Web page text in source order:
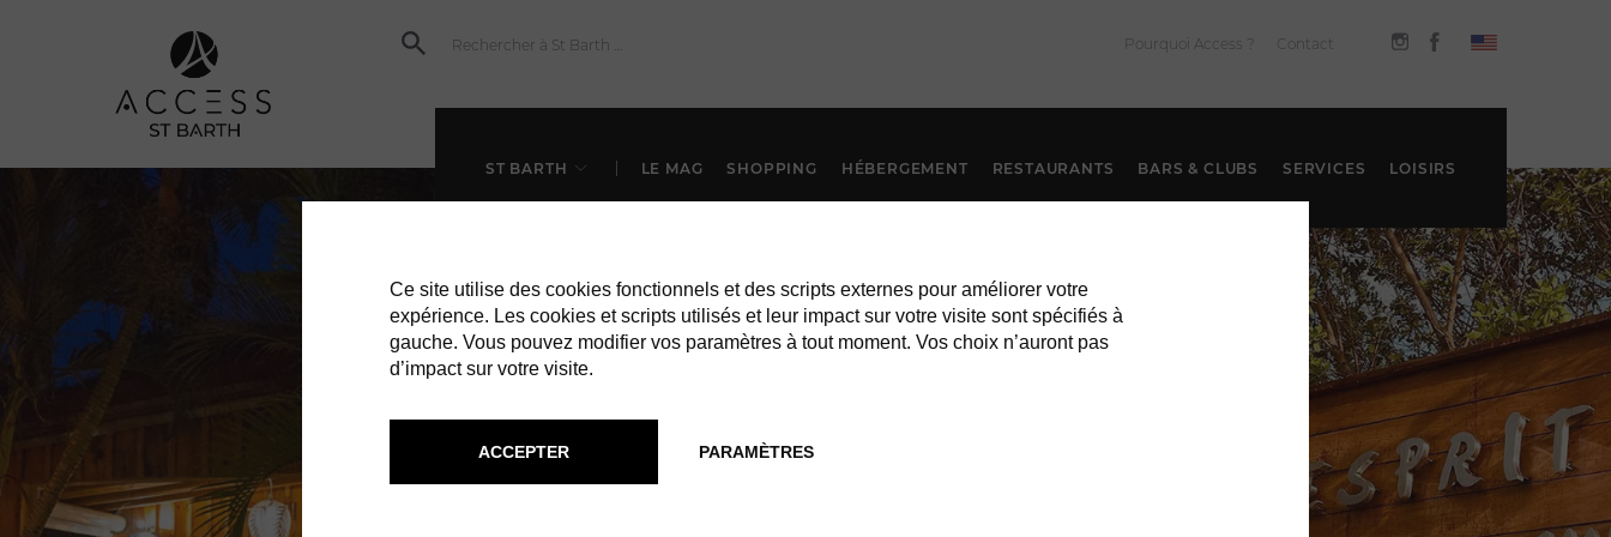
Pourquoi Access ? Contact
ST BARTH LE MAG SHOPPING HÉBERGEMENT RESTAURANTS BARS & CLUBS SERVICES LOISIRS
Ce site utilise des cookies fonctionnels et des scripts externes pour améliorer votre
expérience. Les cookies et scripts utilisés et leur impact sur votre visite sont spécifiés à
gauche. Vous pouvez modifier vos paramètres à tout moment. Vos choix n’auront pas
d’impact sur votre visite.
PARAMÈTRES
ACCEPTER